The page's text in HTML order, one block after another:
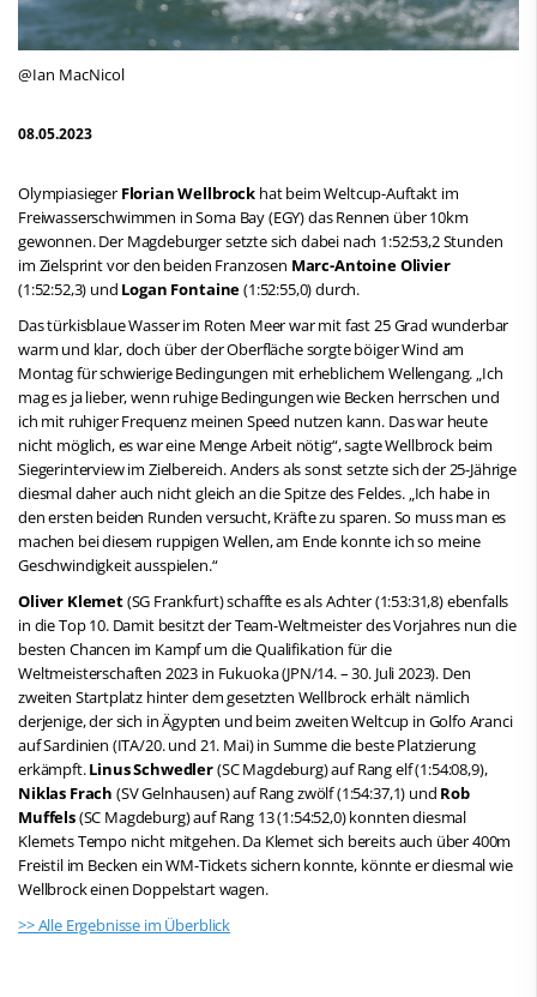
@Ian MacNicol
08.05.2023
Olympiasieger Florian Wellbrock hat beim Weltcup-Auftakt im
Freiwasserschwimmen in Soma Bay (EGY) das Rennen über 10km
gewonnen. Der Magdeburger setzte sich dabei nach 1:52:53,2 Stunden
im Zielsprint vor den beiden Franzosen Marc-Antoine Olivier
(1:52:52,3) und Logan Fontaine(1:52:55,0) durch.
Das türkisblaue Wasser im Roten Meer war mit fast 25 Grad wunderbar
warm und klar, doch über der Oberfläche sorgte böiger Wind am
Montag für schwierige Bedingungen mit erheblichem Wellengang. „Ich
mag es ja lieber, wenn ruhige Bedingungen wie Becken herrschen und
ich mit ruhiger Frequenz meinen Speed nutzen kann. Das war heute
nicht möglich, es war eine Menge Arbeit nötig“, sagte Wellbrock beim
Siegerinterview im Zielbereich. Anders als sonst setzte sich der 25-Jährige
diesmal daher auch nicht gleich an die Spitze des Feldes. „Ich habe in
den ersten beiden Runden versucht, Kräfte zu sparen. So muss man es
machen bei diesem ruppigen Wellen, am Ende konnte ich so meine
Geschwindigkeit ausspielen.“
Oliver Klemet(SG Frankfurt) schaffte es als Achter (1:53:31,8) ebenfalls
in die Top 10. Damit besitzt der Team-Weltmeister des Vorjahres nun die
besten Chancen im Kampf um die Qualifikation für die
Weltmeisterschaften 2023 in Fukuoka (JPN/14. – 30. Juli 2023). Den
zweiten Startplatz hinter dem gesetzten Wellbrock erhält nämlich
derjenige, der sich in Ägypten und beim zweiten Weltcup in Golfo Aranci
auf Sardinien (ITA/20. und 21. Mai) in Summe die beste Platzierung
erkämpft.Linus Schwedler(SC Magdeburg) auf Rang elf (1:54:08,9),
Niklas Frach (SV Gelnhausen) auf Rang zwölf (1:54:37,1) und Rob
Muffels(SC Magdeburg) auf Rang 13 (1:54:52,0) konnten diesmal
Klemets Tempo nicht mitgehen. Da Klemet sich bereits auch über 400m
Freistil im Becken ein WM-Tickets sichern konnte, könnte er diesmal wie
Wellbrock einen Doppelstart wagen.
>> Alle Ergebnisse im Überblick